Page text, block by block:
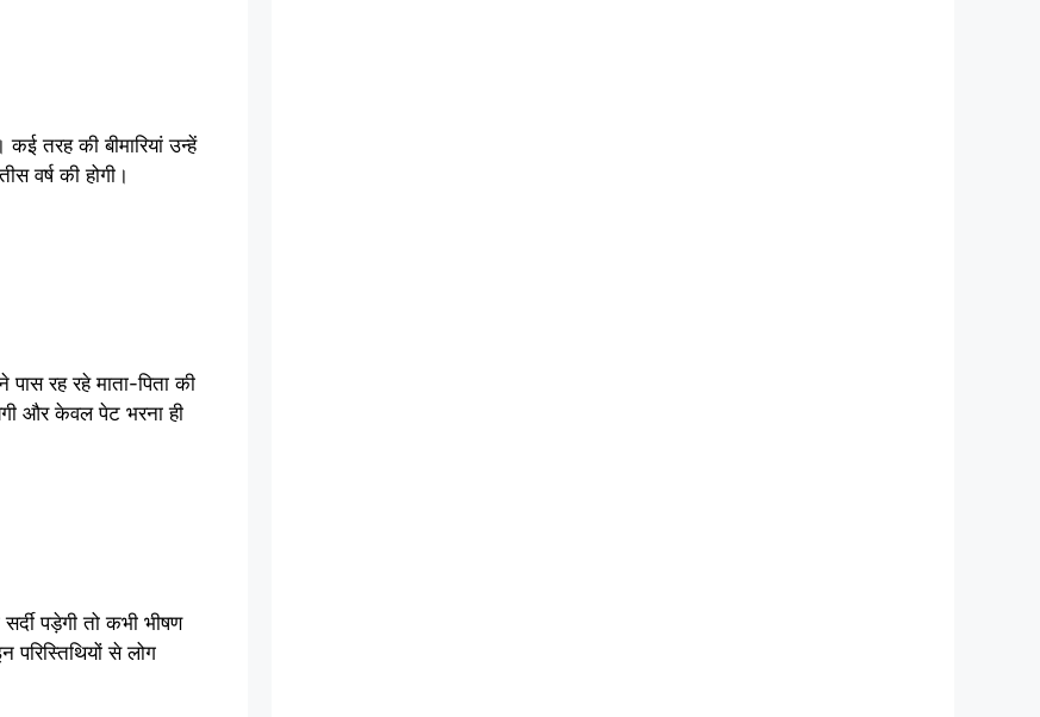
तरह की बीमारियां उन्हें
वर्ष की होगी।
रह रहे माता-पिता की
और केवल पेट भरना ही
पड़ेगी तो कभी भीषण
परिस्तिथियों से लोग